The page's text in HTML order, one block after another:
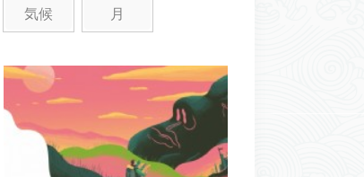
気候 月